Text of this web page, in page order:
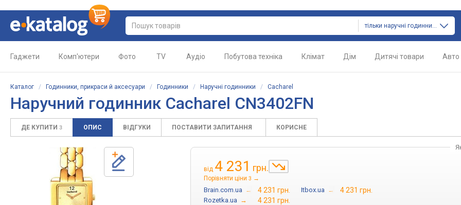
тільки наручні годинники
Гаджети Комп'ютери Фото TV Аудіо Побутова техніка Клімат Дім Дитячі товари Авто
Каталог / Годинники, прикраси й аксесуари / Годинники / Наручні годинники / Cacharel
Наручний годинник Cacharel CN3402FN
ДЕ КУПИТИ 3 ОПИС ВІДГУКИ ПОСТАВИТИ ЗАПИТАННЯ КОРИСНЕ
від 4 231 грн.
Порівняти ціни 3 →
Brain.com.ua → 4 231 грн. Itbox.ua → 4 231 грн.
Rozetka.ua →
4 231 грн.